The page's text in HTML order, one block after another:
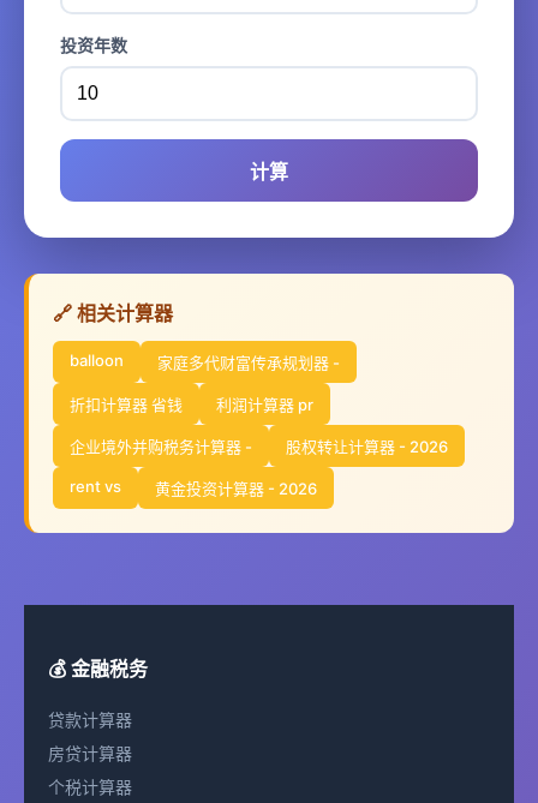
投资年数
计算
🔗 相关计算器
balloon 家庭多代财富传承规划器 -
折扣计算器 省钱 利润计算器 pr
企业境外并购税务计算器 - 股权转让计算器 - 2026
rent vs 黄金投资计算器 - 2026
💰 金融税务
贷款计算器
房贷计算器
个税计算器